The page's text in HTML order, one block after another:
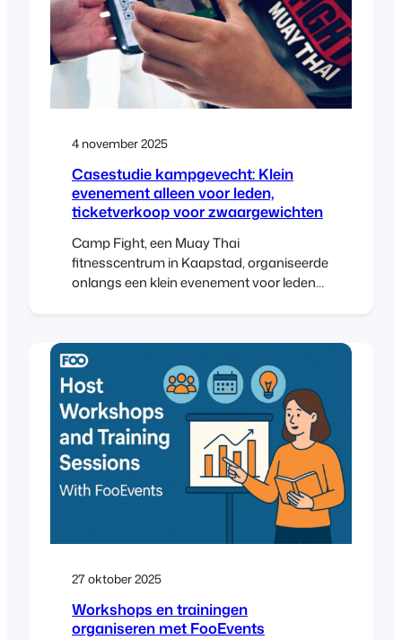
4 november 2025
Casestudie kampgevecht: Klein
evenement alleen voor leden,
ticketverkoop voor zwaargewichten
Camp Fight, een Muay Thai
fitnesscentrum in Kaapstad, organiseerde
onlangs een klein evenement voor leden
vriendelijk, professioneel, goed
georganiseerd evenement te organiseren
voor haar leden. FooEvents leverde
dezelfde kern toolkit gebruikt door veel
grotere evenementen-QR tickets,
zitniveaus, snelle check-ins, [...]
27 oktober 2025
Workshops en trainingen
organiseren met FooEvents